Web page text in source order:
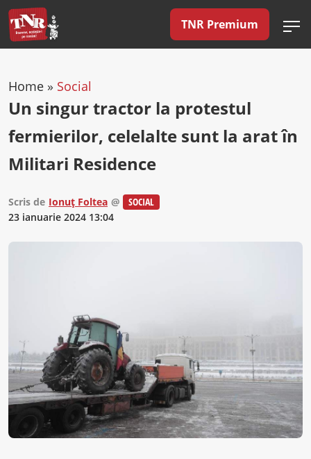
TNR Premium
Home » Social
Un singur tractor la protestul
fermierilor, celelalte sunt la arat în
Militari Residence
Scris de Ionuț Foltea @
SOCIAL
23 ianuarie 2024 13:04